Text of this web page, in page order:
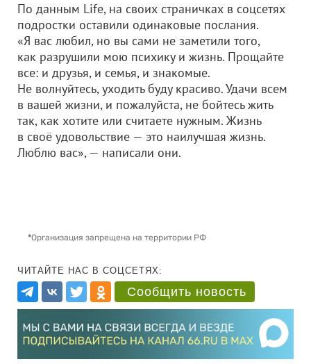
По данным Life, на своих страничках в соцсетях
подростки оставили одинаковые послания.
«Я вас любил, но вы сами не заметили того,
как разрушили мою психику и жизнь. Прощайте
все: и друзья, и семья, и знакомые.
Не волнуйтесь, уходить буду красиво. Удачи всем
в вашей жизни, и пожалуйста, не бойтесь жить
так, как хотите или считаете нужным. Жизнь
в своё удовольствие — это наилучшая жизнь.
Люблю вас», — написали они.
*Организация запрещена на территории РФ
ЧИТАЙТЕ НАС В СОЦСЕТЯХ:
Сообщить новость